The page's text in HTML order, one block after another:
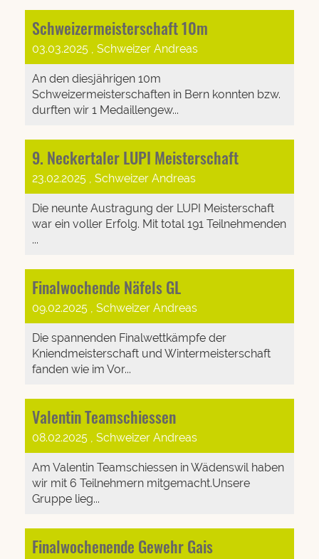
Schweizermeisterschaft 10m
03.03.2025 , Schweizer Andreas
An den diesjährigen 10m
Schweizermeisterschaften in Bern konnten bzw.
durften wir 1 Medaillengew...
9. Neckertaler LUPI Meisterschaft
23.02.2025 , Schweizer Andreas
Die neunte Austragung der LUPI Meisterschaft
war ein voller Erfolg. Mit total 191 Teilnehmenden
...
Finalwochende Näfels GL
09.02.2025 , Schweizer Andreas
Die spannenden Finalwettkämpfe der
Kniendmeisterschaft und Wintermeisterschaft
fanden wie im Vor...
Valentin Teamschiessen
08.02.2025 , Schweizer Andreas
Am Valentin Teamschiessen in Wädenswil haben
wir mit 6 Teilnehmern mitgemacht.Unsere
Gruppe lieg...
Finalwochenende Gewehr Gais